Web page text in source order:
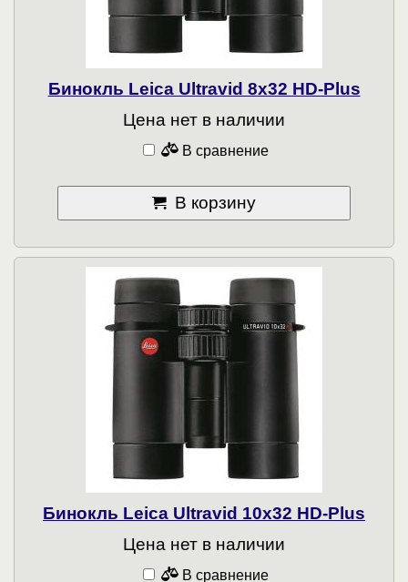
Бинокль Leica Ultravid 8x32 HD-Plus
Цена нет в наличии
В сравнение
В корзину
Бинокль Leica Ultravid 10x32 HD-Plus
Цена нет в наличии
В сравнение